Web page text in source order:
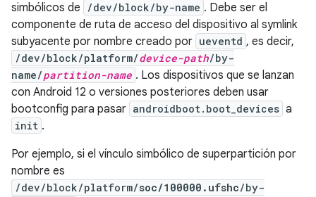
simbólicos de
/dev/block/by-name . Debe ser el
componente de ruta de acceso del dispositivo al symlink
subyacente por nombre creado por ueventd , es decir,
/dev/block/platform/device-path/by-
name/partition-name . Los dispositivos que se lanzan
con Android 12 o versiones posteriores deben usar
bootconfig para pasar androidboot.boot_devices a
init .
Por ejemplo, si el vínculo simbólico de superpartición por
nombre es
/dev/block/platform/soc/100000.ufshc/by-